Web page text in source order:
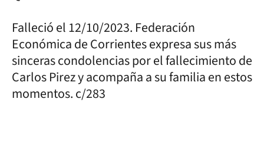
Falleció el 12/10/2023. Federación
Económica de Corrientes expresa sus más
sinceras condolencias por el fallecimiento de
Carlos Pirez y acompaña a su familia en estos
momentos. c/283